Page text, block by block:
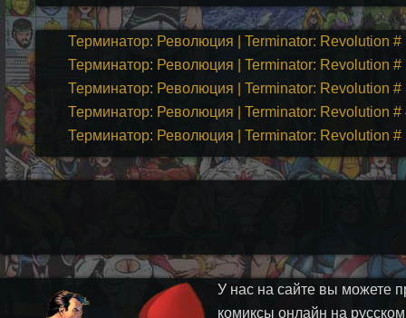
Терминатор: Революция | Terminator: Revolution #
Терминатор: Революция | Terminator: Revolution #
Терминатор: Революция | Terminator: Revolution #
Терминатор: Революция | Terminator: Revolution #
Терминатор: Революция | Terminator: Revolution #
У нас на сайте вы можете
комиксы онлайн на